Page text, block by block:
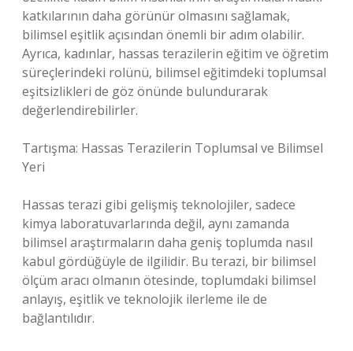
katkılarının daha görünür olmasını sağlamak,
bilimsel eşitlik açısından önemli bir adım olabilir.
Ayrıca, kadınlar, hassas terazilerin eğitim ve öğretim
süreçlerindeki rolünü, bilimsel eğitimdeki toplumsal
eşitsizlikleri de göz önünde bulundurarak
değerlendirebilirler.
Tartışma: Hassas Terazilerin Toplumsal ve Bilimsel
Yeri
Hassas terazi gibi gelişmiş teknolojiler, sadece
kimya laboratuvarlarında değil, aynı zamanda
bilimsel araştırmaların daha geniş toplumda nasıl
kabul gördüğüyle de ilgilidir. Bu terazi, bir bilimsel
ölçüm aracı olmanın ötesinde, toplumdaki bilimsel
anlayış, eşitlik ve teknolojik ilerleme ile de
bağlantılıdır.